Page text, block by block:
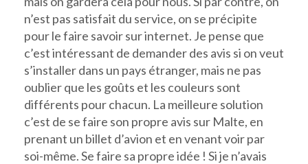
n’est pas satisfait du service, on se précipite
pour le faire savoir sur internet. Je pense que
c’est intéressant de demander des avis si on veut
s’installer dans un pays étranger, mais ne pas
oublier que les goûts et les couleurs sont
différents pour chacun. La meilleure solution
c’est de se faire son propre avis sur Malte, en
prenant un billet d’avion et en venant voir par
soi-même. Se faire sa propre idée ! Si je n’avais